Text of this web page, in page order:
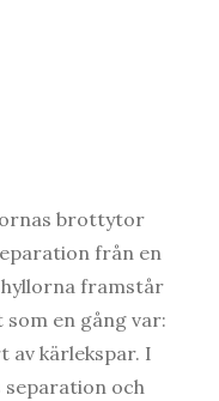
brottytor
från en
framstår
som en gång var:
av kärlekspar. I
och